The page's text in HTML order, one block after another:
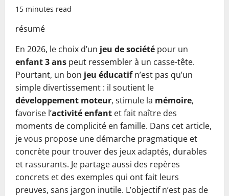
15 minutes read
résumé
En 2026, le choix d’un jeu de société pour un
enfant 3 ans peut ressembler à un casse-tête.
Pourtant, un bon jeu éducatifn’est pas qu’un
simple divertissement : il soutient le
développement moteur, stimule la mémoire,
favorise l’activité enfant et fait naître des
moments de complicité en famille. Dans cet article,
je vous propose une démarche pragmatique et
concrète pour trouver des jeux adaptés, durables
et rassurants. Je partage aussi des repères
concrets et des exemples qui ont fait leurs
preuves, sans jargon inutile. L’objectif n’est pas de